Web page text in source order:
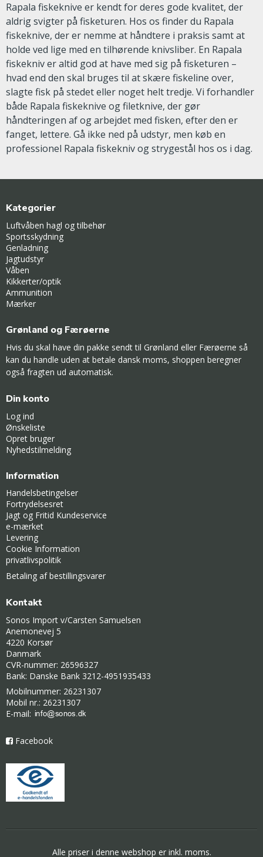
Rapala fiskeknive er kendt for deres gode kvalitet, der
aldrig svigter på fisketuren. Hos os finder du Rapala
fiskeknive, der er nemme at håndtere i praksis samt at
holde ved lige med en tilhørende knivsliber. En Rapala
fiskekniv er altid god at have med sig på fisketuren –
hvad end den skal bruges til at skære fiskeline over,
slagte fisk på stedet eller noget helt tredje. Vi forhandler
både Rapala fiskeknive og filetknive, der gør
håndteringen af og arbejdet med fisken, efter den er
fanget, lettere. Gå ikke ned på udstyr, men køb en
professionel Rapala fiskekniv og strygestål hos os i dag.
Kategorier
Luftvåben hagl og tilbehør
Sportsskydning
Genladning
Jagtudstyr
Våben
Kikkerter/optik
Ammunition
Mærker
Grønland og Færøerne
Hvis du skal have din pakke sendt til Grønland eller Færøerne så
kan du handle uden at betale dansk moms, shoppen beregner
også fragten ud automatisk.
Din konto
Log ind
Ønskeliste
Opret bruger
Nyhedstilmelding
Information
Handelsbetingelser
Fortrydelsesret
Jagt og Fritid Kundeservice
e-mærket
Levering
Cookie Information
privatlivspolitik
Betaling af bestillingsvarer
Kontakt
Sonos Import v/Carsten Samuelsen
Anemonevej 5
4220 Korsør
Danmark
CVR-nummer: 26596327
Bank: Danske Bank 3212-4951935433
Mobilnummer: 26231307
Mobil nr.: 26231307
E-mail:
Facebook
Alle priser i denne webshop er inkl. moms.